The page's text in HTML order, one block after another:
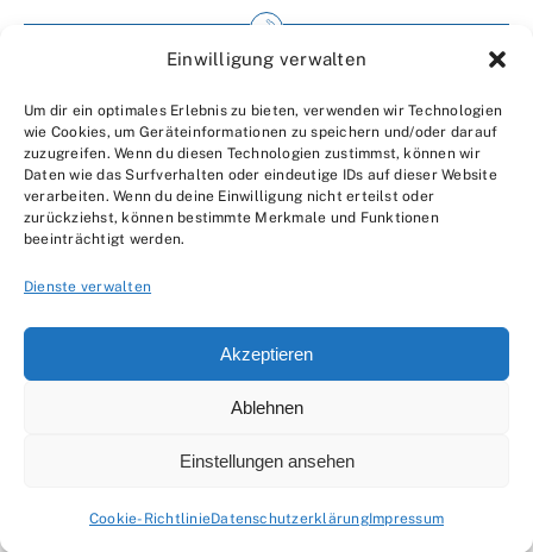
Einwilligung verwalten
Um dir ein optimales Erlebnis zu bieten, verwenden wir Technologien
wie Cookies, um Geräteinformationen zu speichern und/oder darauf
zuzugreifen. Wenn du diesen Technologien zustimmst, können wir
Daten wie das Surfverhalten oder eindeutige IDs auf dieser Website
verarbeiten. Wenn du deine Einwilligung nicht erteilst oder
zurückziehst, können bestimmte Merkmale und Funktionen
beeinträchtigt werden.
Dienste verwalten
Akzeptieren
Ablehnen
Einstellungen ansehen
Cookie-RichtlinieDatenschutzerklärungImpressum
Wir über uns
Kontakt
Datenschutzerklärung
© 2007 - 2026 •by Moveco